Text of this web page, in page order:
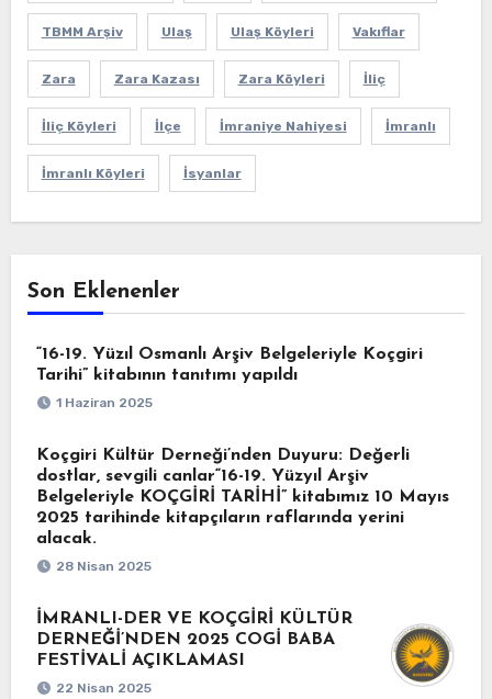
TBMM Arşiv Ulaş Ulaş Köyleri Vakıflar
Zara Zara Kazası Zara Köyleri İliç
İliç Köyleri İlçe İmraniye Nahiyesi İmranlı
İmranlı Köyleri İsyanlar
Son Eklenenler
“16-19. Yüzıl Osmanlı Arşiv Belgeleriyle Koçgiri
Tarihi” kitabının tanıtımı yapıldı
1 Haziran 2025
Koçgiri Kültür Derneği’nden Duyuru: Değerli
dostlar, sevgili canlar“16-19. Yüzyıl Arşiv
Belgeleriyle KOÇGİRİ TARİHİ” kitabımız 10 Mayıs
2025 tarihinde kitapçıların raflarında yerini
alacak.
28 Nisan 2025
İMRANLI-DER VE KOÇGİRİ KÜLTÜR
DERNEĞİ’NDEN 2025 COGİ BABA
FESTİVALİ AÇIKLAMASI
22 Nisan 2025